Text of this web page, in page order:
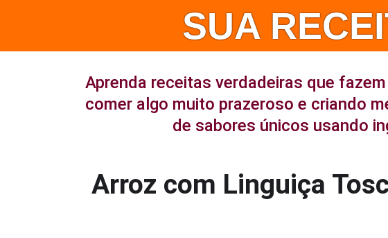
SUA
Aprenda receitas verdadeiras que
comer algo muito prazeroso e criando
de sabores únicos usando
Arroz com Linguiça